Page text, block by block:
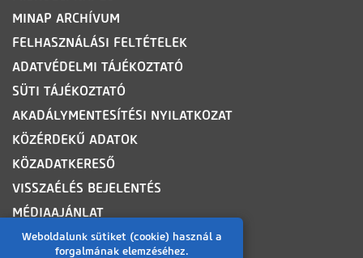
Weboldalunk sütiket (cookie) használ a
forgalmának elemzéséhez.
MINAP ARCHÍVUM
FELHASZNÁLÁSI FELTÉTELEK
ADATVÉDELMI TÁJÉKOZTATÓ
SÜTI TÁJÉKOZTATÓ
AKADÁLYMENTESÍTÉSI NYILATKOZAT
KÖZÉRDEKŰ ADATOK
KÖZADATKERESŐ
VISSZAÉLÉS BEJELENTÉS
MÉDIAAJÁNLAT
OLDALTÉRKÉP